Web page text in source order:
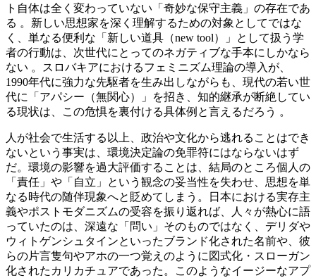
ト自体は全く変わっていない「奇妙な保守主義」の存在であ
る 。新しい思想家を深く理解するための対象としてではな
く、単なる便利な「新しい道具（new tool）」として扱う学
者の行動は、次世代にとってのネガティブな手本にしかなら
ない 。スロバキアにおけるフェミニズム理論の導入が、
1990年代に強力な先駆者を生み出しながらも、現代の若い世
代に「アパシー（無関心）」を招き、知的継承が断絶してい
る現状は、この危惧を裏付ける具体例と言えるだろう 。
人が社会で生活する以上、政治や文化から逃れることはでき
ないという事実は、環境決定論の免罪符にはならないはず
だ。環境の影響を過大評価することは、結局のところ個人の
「責任」や「自立」という観念の妥当性を失わせ、思想を単
なる時代の随伴現象へと貶めてしまう。日本における実存主
義やポストモダニズムの受容を振り返れば、人々が熱心に語
っていたのは、深遠な「問い」そのものではなく、デリダや
ウィトゲンシュタインといったブランド化された名前や、彼
らの片言隻句やアホの一つ覚えのように図式化・スローガン
化されたカリカチュアであった。このようなイージーなアプ